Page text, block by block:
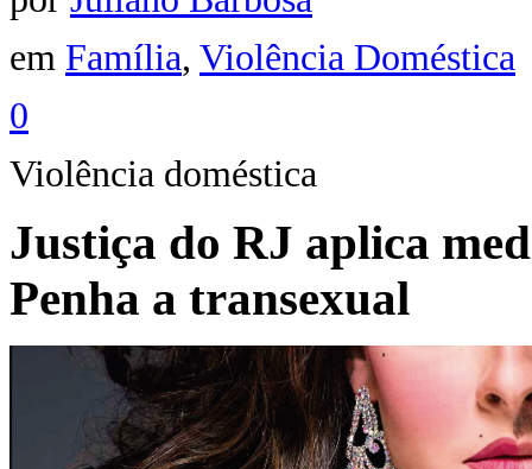
em Família, Violência Doméstica
0
Violência doméstica
Justiça do RJ aplica
Penha a transexual